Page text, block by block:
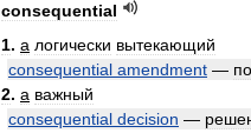
consequential
1. a логически вытекающий
consequential amendment —
2. a важный
consequential decision —